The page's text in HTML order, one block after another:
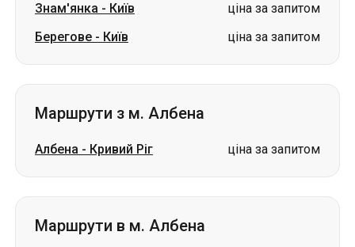
Знам'янка - Київ
ціна за запитом
Берегове - Київ ціна за запитом
Маршрути з м. Албена
Албена - Кривий Ріг ціна за запитом
Маршрути в м. Албена